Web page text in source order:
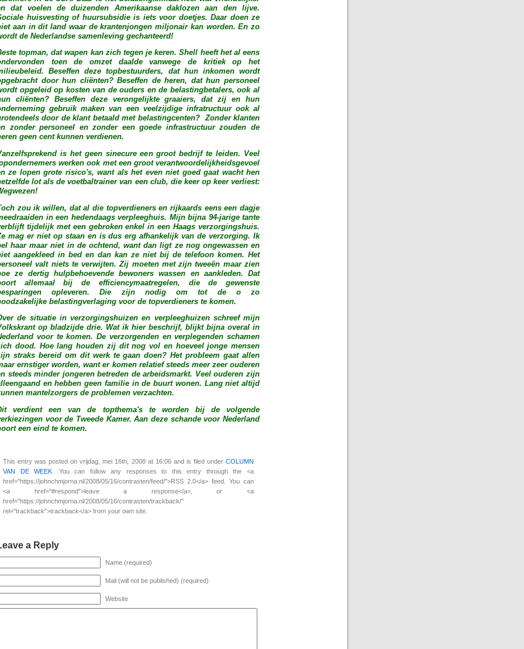
dat voelen de duizenden Amerikaanse daklozen aan den lijve.
huisvesting of huursubsidie is iets voor doetjes. Daar doen ze
aan in dit land waar de krantenjongen miljonair kan worden. En zo
de Nederlandse samenleving gechanteerd!
topman, dat wapen kan zich tegen je keren. Shell heeft het al eens
toen de omzet daalde vanwege de kritiek op het
Beseffen deze topbestuurders, dat hun inkomen wordt
door hun cliënten? Beseffen de heren, dat hun personeel
opgeleid op kosten van de ouders en de belastingbetalers, ook al
cliënten? Beseffen deze verongelijkte graaiers, dat zij en hun
gebruik maken van een veelzijdige infratructuur ook al
door de klant betaald met belastingcenten? Zonder klanten
zonder personeel en zonder een goede infrastructuur zouden de
geen cent kunnen verdienen.
is het geen sinecure een groot bedrijf te leiden. Veel
werken ook met een groot verantwoordelijkheidsgevoel
ze lopen grote risico's, want als het even niet goed gaat wacht hen
lot als de voetbaltrainer van een club, die keer op keer verliest:
zou ik willen, dat al die topverdieners en rijkaards eens een dagje
in een hedendaags verpleeghuis. Mijn bijna 94-jarige tante
tijdelijk met een gebroken enkel in een Haags verzorgingshuis.
mag er niet op staan en is dus erg afhankelijk van de verzorging. Ik
haar maar niet in de ochtend, want dan ligt ze nog ongewassen en
aangekleed in bed en dan kan ze niet bij de telefoon komen. Het
valt niets te verwijten. Zij moeten met zijn tweeën maar zien
ze dertig hulpbehoevende bewoners wassen en aankleden. Dat
allemaal bij de efficiencymaatregelen, die de gewenste
opleveren. Die zijn nodig om tot de o zo
belastingverlaging voor de topverdieners te komen.
de situatie in verzorgingshuizen en verpleeghuizen schreef mijn
op bladzijde drie. Wat ik hier beschrijf, blijkt bijna overal in
voor te komen. De verzorgenden en verplegenden schamen
dood. Hoe lang houden zij dit nog vol en hoeveel jonge mensen
straks bereid om dit werk te gaan doen? Het probleem gaat allen
ernstiger worden, want er komen relatief steeds meer zeer ouderen
steeds minder jongeren betreden de arbeidsmarkt. Veel ouderen zijn
en hebben geen familie in de buurt wonen. Lang niet altijd
mantelzorgers de problemen verzachten.
verdient een van de topthema's te worden bij de volgende
voor de Tweede Kamer. Aan deze schande voor Nederland
een eind te komen.
This entry was posted on vrijdag, mei 16th, 2008 at 16:06 and is filed under COLUMN
VAN DE WEEK . You can follow any responses to this entry through the <a
href="https://johnchmjorna.nl/2008/05/16/contrasten/feed/">RSS 2.0</a> feed. You can
<a href="#respond">leave a response</a>, or <a
href="https://johnchmjorna.nl/2008/05/16/contrasten/trackback/"
rel="trackback">trackback</a> from your own site.
a Reply
Name (required)
Mail (will not be published) (required)
Website